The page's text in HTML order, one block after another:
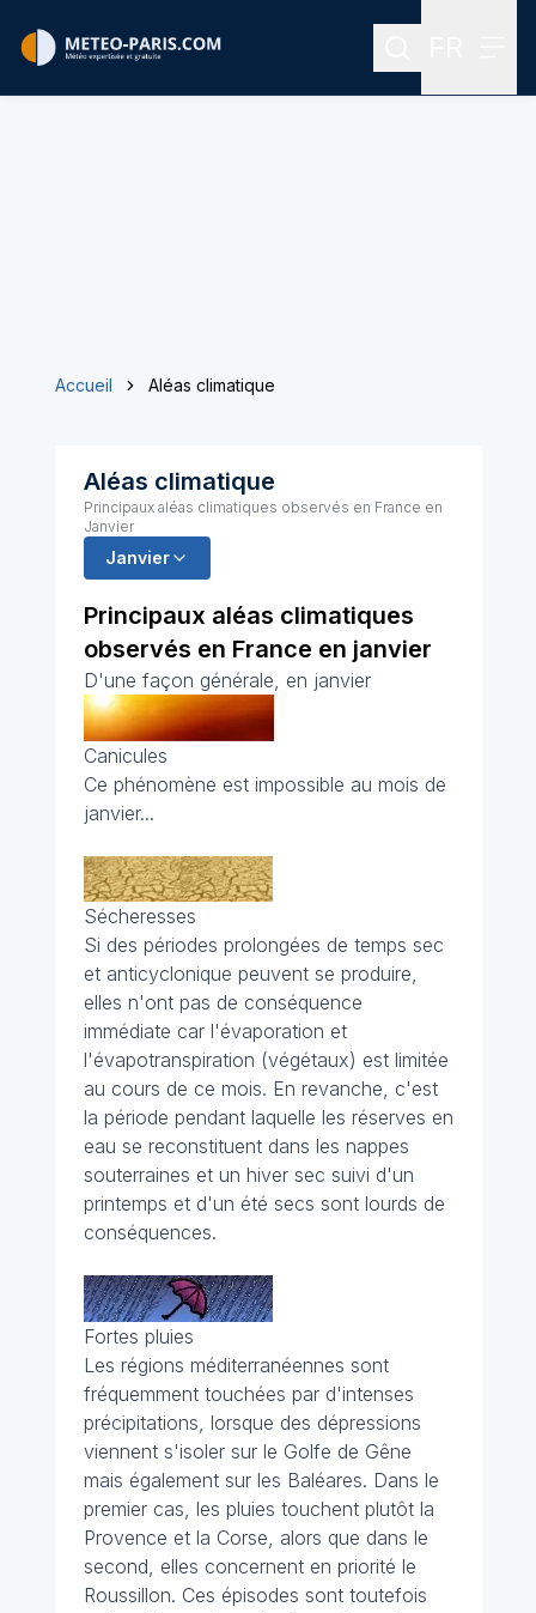
Rechercher
Accueil Aléas climatique
Aléas climatique
Principaux aléas climatiques observés en France en
Janvier
Janvier
Principaux aléas climatiques
observés en France en janvier
D'une façon générale, en janvier
Canicules
Ce phénomène est impossible au mois de
janvier...
Sécheresses
Si des périodes prolongées de temps sec
et anticyclonique peuvent se produire,
elles n'ont pas de conséquence
immédiate car l'évaporation et
l'évapotranspiration (végétaux) est limitée
au cours de ce mois. En revanche, c'est
la période pendant laquelle les réserves en
eau se reconstituent dans les nappes
souterraines et un hiver sec suivi d'un
printemps et d'un été secs sont lourds de
conséquences.
Fortes pluies
Les régions méditerranéennes sont
fréquemment touchées par d'intenses
précipitations, lorsque des dépressions
viennent s'isoler sur le Golfe de Gêne
mais également sur les Baléares. Dans le
premier cas, les pluies touchent plutôt la
Provence et la Corse, alors que dans le
second, elles concernent en priorité le
Roussillon. Ces épisodes sont toutefois